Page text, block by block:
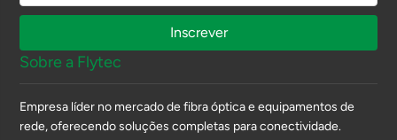
Sobre a Flytec
Empresa líder no mercado de fibra óptica e equipamentos de
rede, oferecendo soluções completas para conectividade.
Inscrever